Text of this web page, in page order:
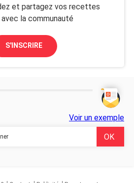
et partagez vos recettes
la communauté
S'INSCRIRE
Voir un exemple